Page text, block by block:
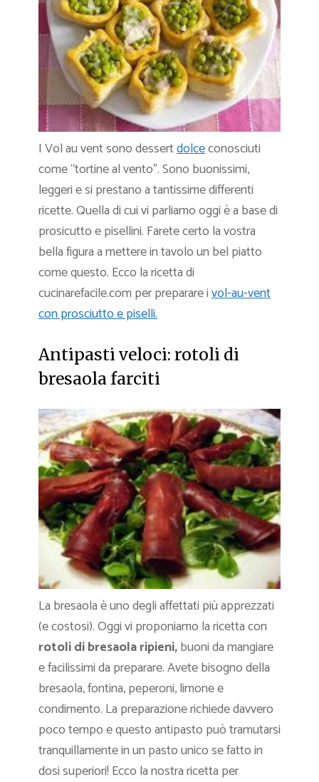
I Vol au vent sono dessertdolceconosciuti
come “tortine al vento”. Sono buonissimi,
leggeri e si prestano a tantissime differenti
ricette. Quella di cui vi parliamo oggi è a base di
prosicutto e pisellini. Farete certo la vostra
bella figura a mettere in tavolo un bel piatto
come questo. Ecco la ricetta di
cucinarefacile.com per preparare ivol-au-vent
con prosciutto e piselli.
Antipasti veloci: rotoli di
bresaola farciti
La bresaola è uno degli affettati più apprezzati
(e costosi). Oggi vi proponiamo la ricetta con
rotoli di bresaola ripieni,buoni da mangiare
e facilissimi da preparare. Avete bisogno della
bresaola, fontina, peperoni, limone e
condimento. La preparazione richiede davvero
poco tempo e questo antipasto può tramutarsi
tranquillamente in un pasto unico se fatto in
dosi superiori! Ecco la nostra ricetta per